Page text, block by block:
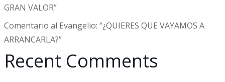
GRAN VALOR”
Comentario al Evangelio: “¿QUIERES QUE VAYAMOS A
ARRANCARLA?”
Recent Comments